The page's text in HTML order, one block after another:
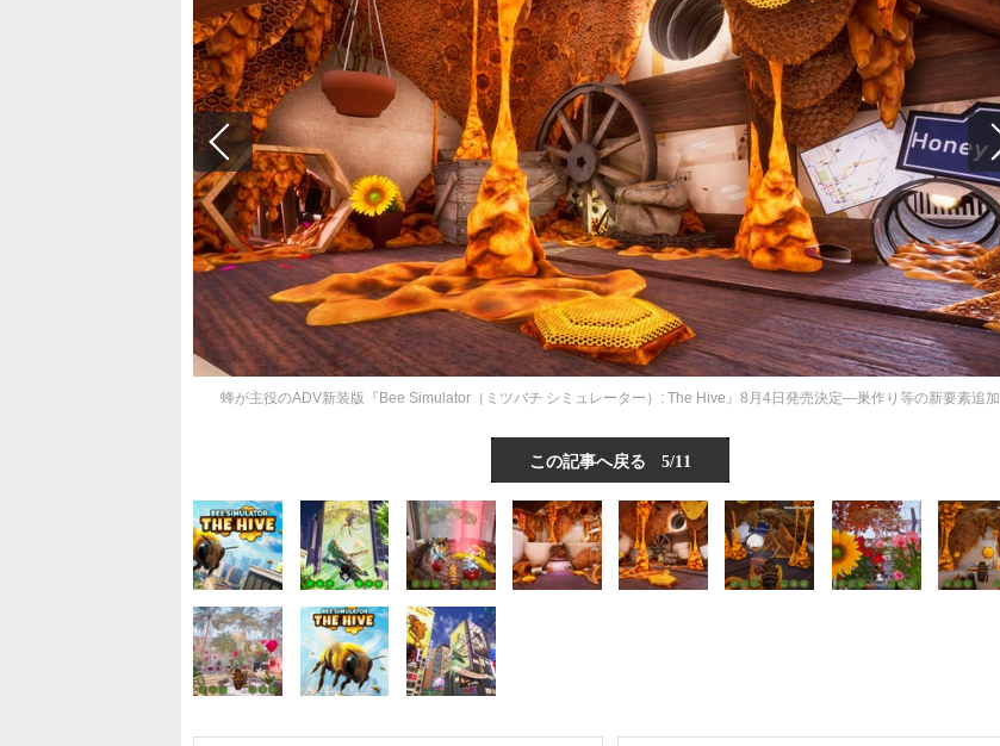
蜂が主役のADV新装版『Bee Simulator（ミツバチ シミュレーター）: The Hive』8月4日発売決定―巣作り等の新要素追加
この記事へ戻る 5/11